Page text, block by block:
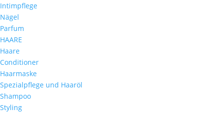
Intimpflege
Nägel
Parfum
HAARE
Haare
Conditioner
Haarmaske
Spezialpflege und Haaröl
Shampoo
Styling